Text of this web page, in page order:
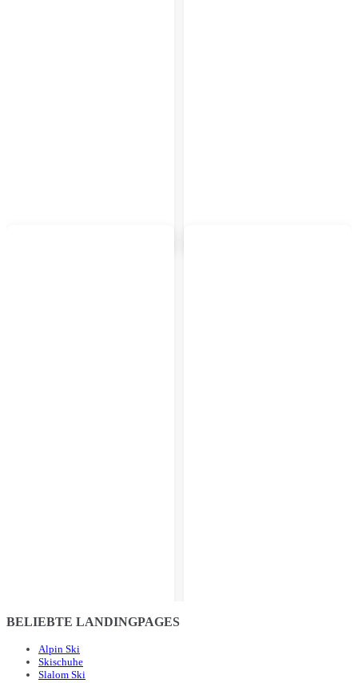
BELIEBTE LANDINGPAGES
Alpin Ski
Skischuhe
Slalom Ski